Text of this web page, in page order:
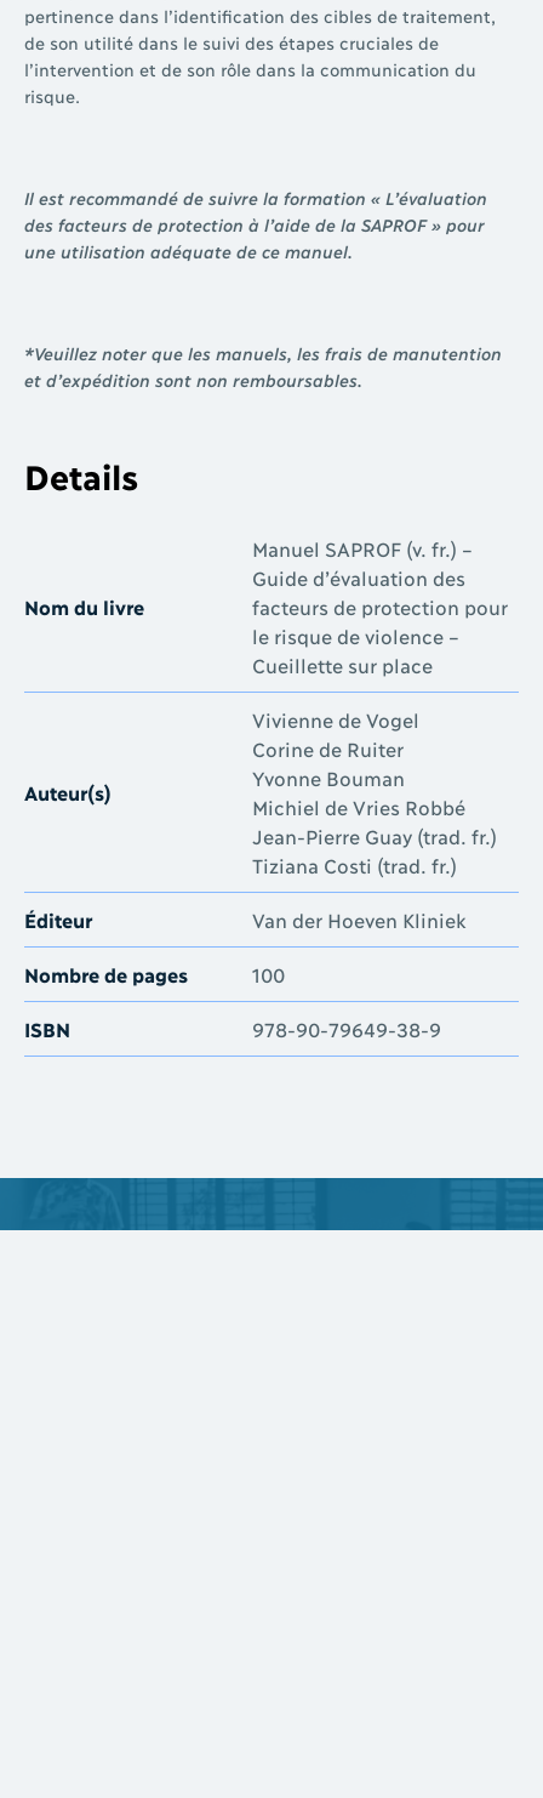
pertinence dans l’identification des cibles de traitement,
de son utilité dans le suivi des étapes cruciales de
l’intervention et de son rôle dans la communication du
risque.
Il est recommandé de suivre la formation « L’évaluation
des facteurs de protection à l’aide de la SAPROF » pour
une utilisation adéquate de ce manuel.
*Veuillez noter que les manuels, les frais de manutention
et d’expédition sont non remboursables.
Details
Nom du livre
Manuel SAPROF (v. fr.) –
Guide d’évaluation des
facteurs de protection pour
le risque de violence –
Cueillette sur place
Auteur(s)
Vivienne de Vogel
Corine de Ruiter
Yvonne Bouman
Michiel de Vries Robbé
Jean-Pierre Guay (trad. fr.)
Tiziana Costi (trad. fr.)
Éditeur Van der Hoeven Kliniek
Nombre de pages 100
ISBN 978-90-79649-38-9